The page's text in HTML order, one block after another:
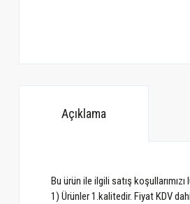
Açıklama
Bu ürün ile ilgili satış
1) Ürünler 1.kalitedir. Fiyat KDV